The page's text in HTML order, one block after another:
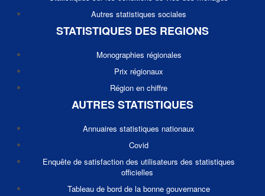
Autres statistiques sociales
STATISTIQUES DES REGIONS
Monographies régionales
Prix régionaux
Région en chiffre
AUTRES STATISTIQUES
Annuaires statistiques nationaux
Covid
Enquête de satisfaction des utilisateurs des statistiques
officielles
Tableau de bord de la bonne gouvernance